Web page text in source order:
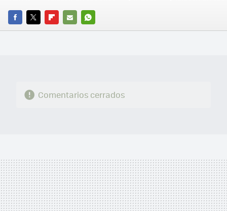
FACEBOOK
TWITTERFLIPBOARD
E-
WHATSAPP
Comentarios cerrados